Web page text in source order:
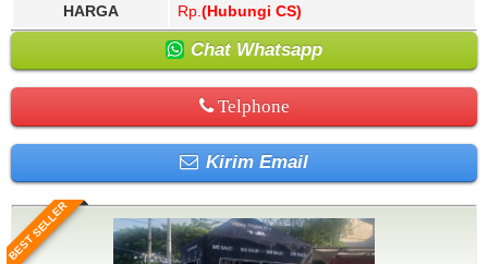
HARGA Rp. (Hubungi CS)
Chat Whatsapp
Telphone
Kirim Email
BEST SELLER